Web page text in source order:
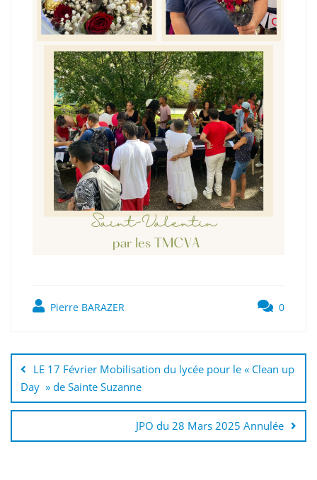
Pierre BARAZER 0
de
l’article
LE 17 Février Mobilisation du lycée pour le « Clean up
Day » de Sainte Suzanne
JPO du 28 Mars 2025 Annulée